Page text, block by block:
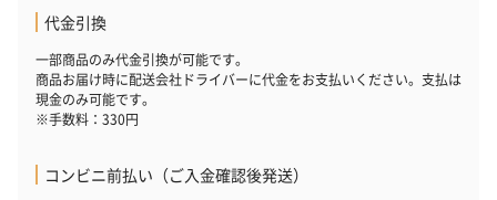
キャンドル・お香
キャンドル・お香を同梱してお届けいたします。
代金引換
一部商品のみ代金引換が可能です。
商品お届け時に配送会社ドライバーに代金をお支払いください。支払は
現金のみ可能です。
※手数料：330円
コンビニ前払い（ご入金確認後発送）